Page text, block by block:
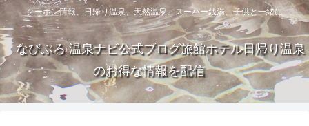
クーポン情報、日帰り温泉、天然温泉、スーパー銭湯、子供と一緒に
なびぶろ 温泉ナビ公式ブログ旅館ホテル日帰り温泉
のお得な情報を配信